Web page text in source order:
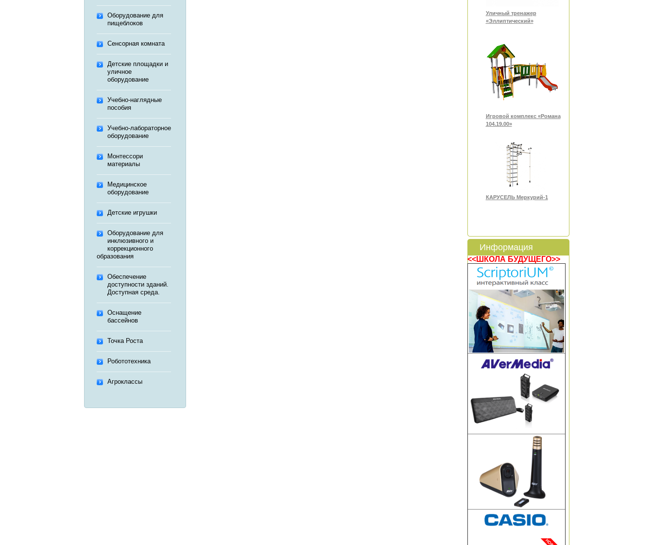
Оборудование для
пищеблоков
Сенсорная комната
Детские площадки и
уличное
оборудование
Учебно-наглядные
пособия
Учебно-лабораторное
оборудование
Монтессори
материалы
Медицинское
оборудование
Детские игрушки
Оборудование для
инклюзивного и
коррекционного
образования
Обеспечение
доступности зданий.
Доступная среда.
Оснащение
бассейнов
Точка Роста
Робототехника
Агроклассы
Уличный тренажер
«Эллиптический»
Игровой комплекс «Романа
104.19.00»
КАРУСЕЛЬ Меркурий-1
Информация
<<ШКОЛА БУДУЩЕГО>>